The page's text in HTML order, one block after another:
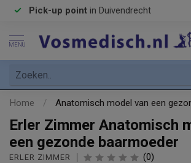
Pick-up point in Duivendrecht
MENU
Home / Anatomisch model van een
Erler Zimmer Anatomisch
een gezonde baarmoeder
ERLER ZIMMER (0)